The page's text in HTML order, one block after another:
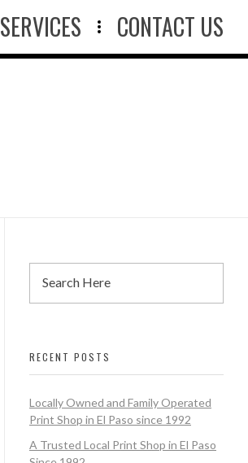
SERVICES CONTACT US
RECENT POSTS
Locally Owned and Family Operated
Print Shop in El Paso since 1992
A Trusted Local Print Shop in El Paso